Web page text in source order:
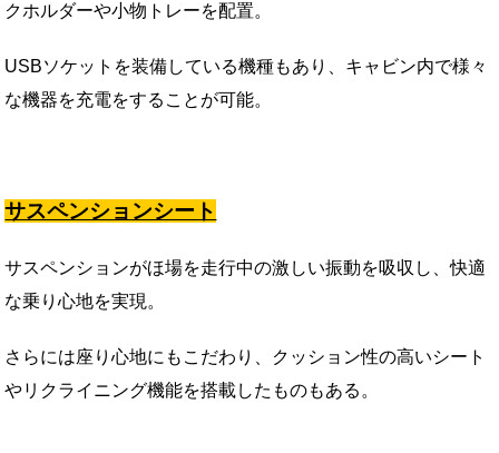
クホルダーや小物トレーを配置。
USBソケットを装備している機種もあり、キャビン内で様々
な機器を充電をすることが可能。
サスペンションシート
サスペンションがほ場を走行中の激しい振動を吸収し、快適
な乗り心地を実現。
さらには座り心地にもこだわり、クッション性の高いシート
やリクライニング機能を搭載したものもある。